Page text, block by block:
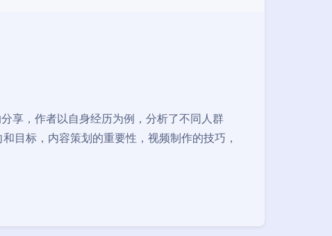
享，作者以自身经历为例，分析了不同人群
目标，内容策划的重要性，视频制作的技巧，